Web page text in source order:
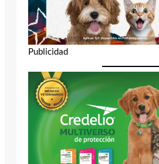
Publicidad